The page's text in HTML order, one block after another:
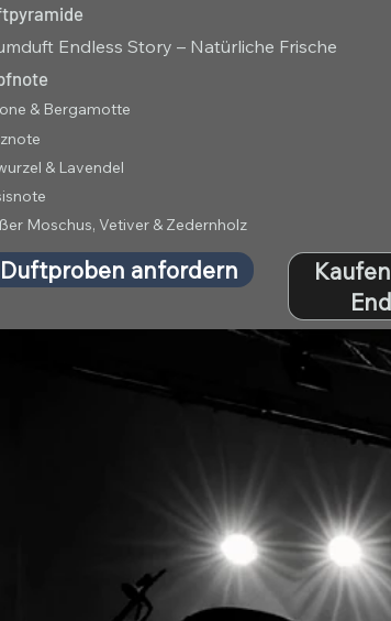
Endless Story – Natürliche Frische
& Bergamotte
& Lavendel
Moschus, Vetiver & Zedernholz
Duftproben anfordern